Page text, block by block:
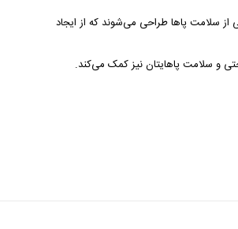
از سلامت پاها طراحی می‌شوند که از ایجاد
و سلامت پاهایتان نیز کمک می‌کند.